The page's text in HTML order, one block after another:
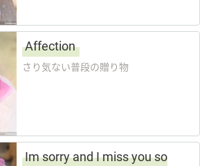
ログイン
会員登録
花言葉辞典
Affection
さり気ない普段の贈り物
Im sorry and I miss you so